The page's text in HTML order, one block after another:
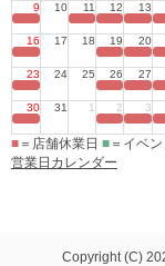
9 10 11 12 13
16 17 18 19 20
23 24 25 26 27
30 31 1 2 3
■ ＝店舗休業日 ■ ＝イベン
営業日カレンダー
Copyright (C)